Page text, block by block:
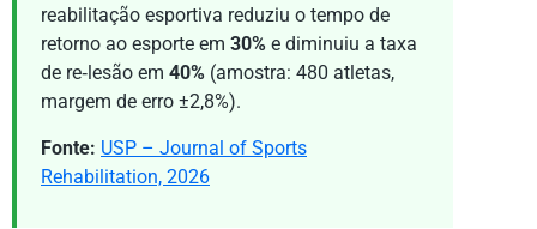
reabilitação esportiva reduziu o tempo de
retorno ao esporte em 30% e diminuiu a taxa
de re‑lesão em 40% (amostra: 480 atletas,
margem de erro ±2,8%).
Fonte: USP – Journal of Sports
Rehabilitation, 2026